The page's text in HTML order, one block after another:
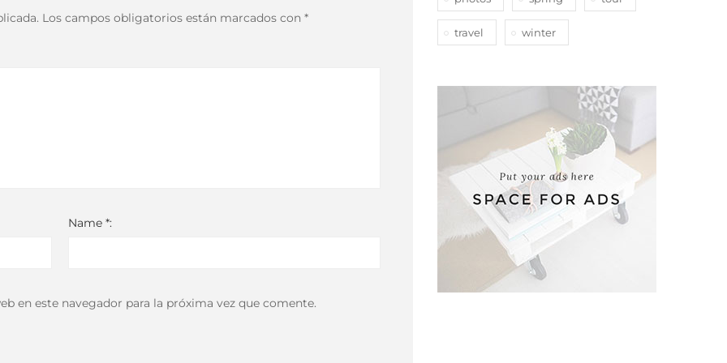
Los campos obligatorios están marcados con *
Name *:
en este navegador para la próxima vez que comente.
travel winter